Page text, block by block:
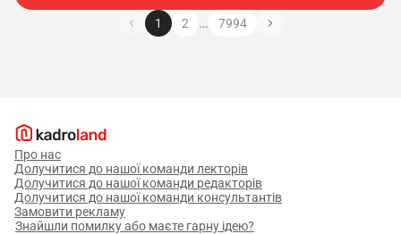
1 2 … 7994
Про нас
Долучитися до нашої команди лекторів
Долучитися до нашої команди редакторів
Долучитися до нашої команди консультантів
Замовити рекламу
Знайшли помилку або маєте гарну ідею?